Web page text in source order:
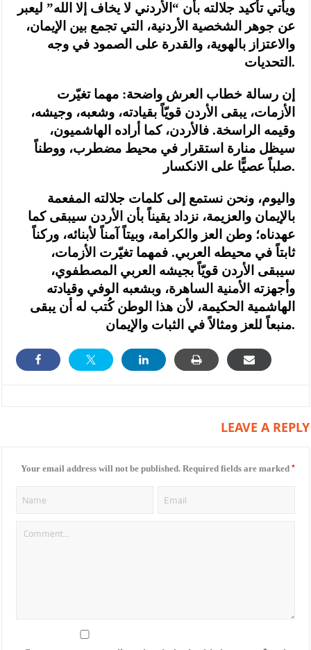
ويأتي تأكيد جلالته بأن “الأردني لا يخاف إلا الله” ليعبر
عن جوهر الشخصية الأردنية، التي تجمع بين الإيمان،
والاعتزاز بالهوية، والقدرة على الصمود في وجه
التحديات.
إن رسالة خطاب العرش واضحة: مهما تغيّرت
الأزمات، يبقى الأردن قويّاً بقيادته، وشعبه، وجيشه،
وقيمه الراسخة. فالأردن، كما أراده الهاشميون،
سيظل منارة استقرار في محيط مضطرب، ووطناً
صلباً عصيًّا على الانكسار.
واليوم، ونحن نستمع إلى كلمات جلالته المفعمة
بالإيمان والعزيمة، نزداد يقيناً بأن الأردن سيبقى كما
عهدناه؛ وطن العز والكرامة، وبيتاً آمناً لأبنائه، وركناً
ثابتاً في محيطه العربي. فمهما تغيّرت الأزمات،
سيبقى الأردن قويّاً بجيشه العربي المصطفوي،
وأجهزته الأمنية الساهرة، وبشعبه الوفي وقيادته
الهاشمية الحكيمة، لأن هذا الوطن كُتب له أن يبقى
منبعاً للعز ومثالاً في الثبات والإيمان.
LEAVE A REPLY
Your email address will not be published. Required fields are marked *